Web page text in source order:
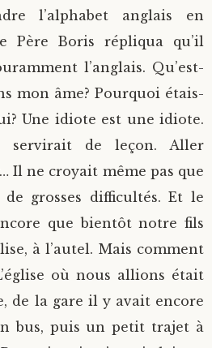
l’alphabet anglais en
Père Boris répliqua qu’il
l’anglais. Qu’est-
mon âme? Pourquoi étais-
Une idiote est une idiote.
servirait de leçon. Aller
Il ne croyait même pas que
grosses difficultés. Et le
que bientôt notre fils
à l’autel. Mais comment
où nous allions était
de la gare il y avait encore
bus, puis un petit trajet à